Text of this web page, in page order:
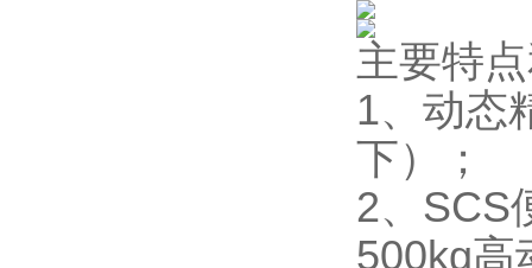
主要特
1、动态
下）；
2、SCS
500kg高